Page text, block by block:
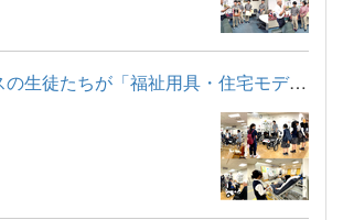
園芸福祉コースの生徒たちが「福祉用具・住宅モデルルーム見学」...